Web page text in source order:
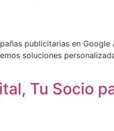
publicitarias en Google
soluciones
Tu Socio